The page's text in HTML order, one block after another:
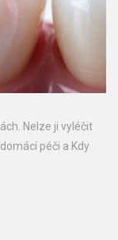
Nelze ji vyléčit
péči a Kdy